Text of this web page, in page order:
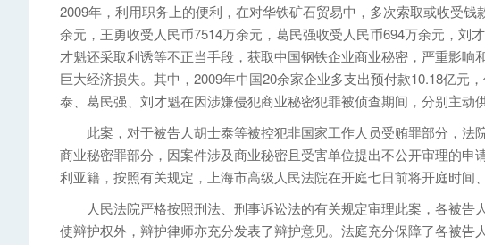
2009年，利用职务上的便利，在对华铁矿石贸易中，多次索取或收受
余元，王勇收受人民币7514万余元，葛民强收受人民币694万余元，刘
才魁还采取利诱等不正当手段，获取中国钢铁企业商业秘密，严重影
巨大经济损失。其中，2009年中国20余家企业多支出预付款10.18亿元
泰、葛民强、刘才魁在因涉嫌侵犯商业秘密犯罪被侦查期间，分别主动
此案，对于被告人胡士泰等被控犯非国家工作人员受贿罪部分，法
商业秘密罪部分，因案件涉及商业秘密且受害单位提出不公开审理的
利亚籍，按照有关规定，上海市高级人民法院在开庭七日前将开庭时间
人民法院严格按照刑法、刑事诉讼法的有关规定审理此案，各被告
使辩护权外，辩护律师亦充分发表了辩护意见。法庭充分保障了各被告